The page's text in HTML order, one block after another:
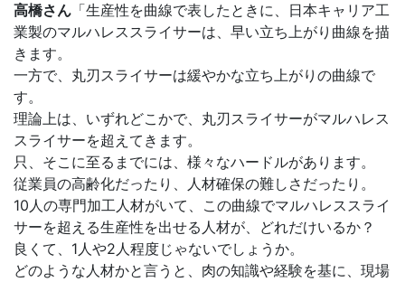
高橋さん 「生産性を曲線で表したときに、日本キャリア工
業製のマルハレススライサーは、早い立ち上がり曲線を描
きます。
一方で、丸刃スライサーは緩やかな立ち上がりの曲線で
す。
理論上は、いずれどこかで、丸刃スライサーがマルハレス
スライサーを超えてきます。
只、そこに至るまでには、様々なハードルがあります。
従業員の高齢化だったり、人材確保の難しさだったり。
10人の専門加工人材がいて、この曲線でマルハレススライ
サーを超える生産性を出せる人材が、どれだけいるか？
良くて、1人や2人程度じゃないでしょうか。
どのような人材かと言うと、肉の知識や経験を基に、現場